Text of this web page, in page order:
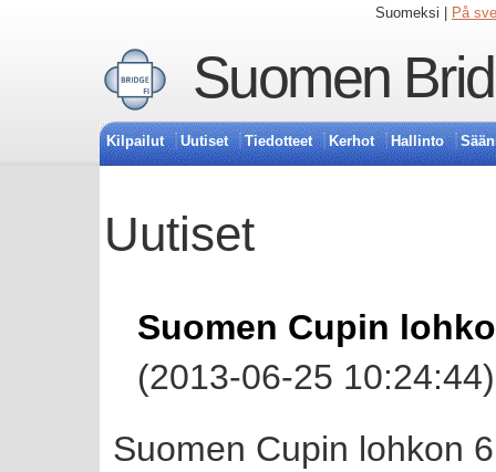
Suomeksi | På
Suomen
Kilpailut Uutiset Tiedotteet Kerhot Hallinto
Uutiset
Suomen Cupin
(2013-06-25 10:24:44)
Suomen Cupin lohkon